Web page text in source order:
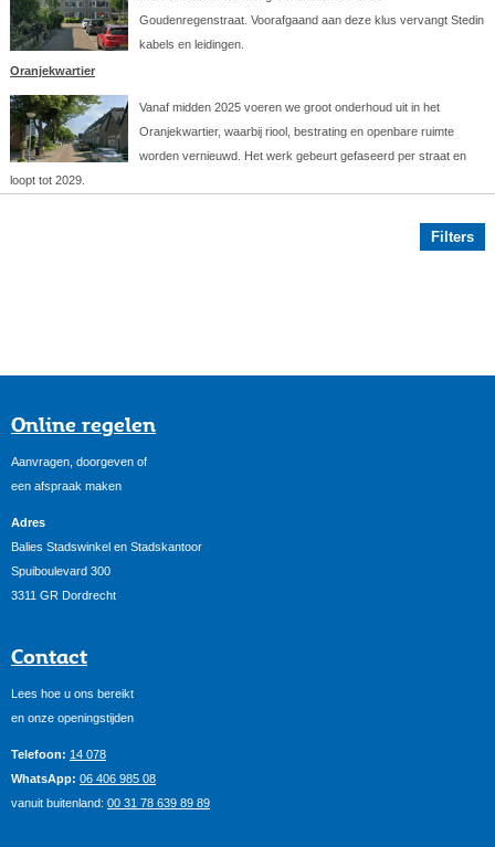
Goudenregenstraat. Voorafgaand aan deze klus vervangt Stedin
kabels en leidingen.
Oranjekwartier
Vanaf midden 2025 voeren we groot onderhoud uit in het
Oranjekwartier, waarbij riool, bestrating en openbare ruimte
worden vernieuwd. Het werk gebeurt gefaseerd per straat en
loopt tot 2029.
Filters
Online regelen
Aanvragen, doorgeven of
een afspraak maken
Adres
Balies Stadswinkel en Stadskantoor
Spuiboulevard 300
3311 GR Dordrecht
Contact
Lees hoe u ons bereikt
en onze openingstijden
Telefoon: 14 078
WhatsApp: 06 406 985 08
vanuit buitenland: 00 31 78 639 89 89